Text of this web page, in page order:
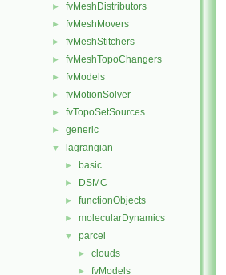
► fvMeshDistributors
► fvMeshMovers
► fvMeshStitchers
► fvMeshTopoChangers
► fvModels
► fvMotionSolver
► fvTopoSetSources
► generic
▼ lagrangian
► basic
► DSMC
► functionObjects
► molecularDynamics
▼ parcel
► clouds
► fvModels